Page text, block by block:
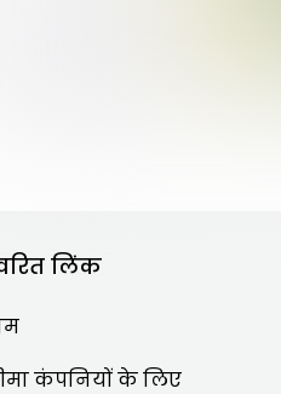
लिंक
कंपनियों के लिए